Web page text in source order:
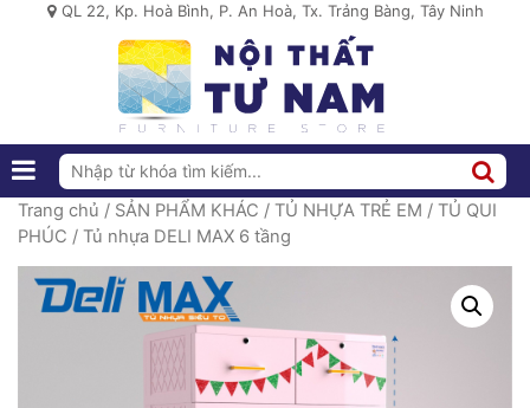
QL 22, Kp. Hoà Bình, P. An Hoà, Tx. Trảng Bàng, Tây Ninh
Trang chủ / SẢN PHẨM KHÁC / TỦ NHỰA TRẺ EM / TỦ QUI
PHÚC / Tủ nhựa DELI MAX 6 tầng